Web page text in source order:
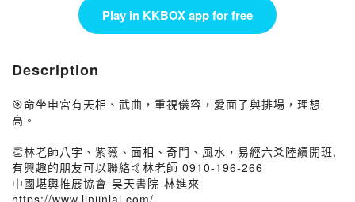
Play in KKBOX app for free
Description
🎯命坐申宮有天相、武曲，重視儀容，愛面子與排場，理想
高。
👏林老師八字、紫薇、面相、奇門、風水，易經六爻陸續開班,
有興趣的朋友可以聯絡🤙林老師 0910-196-266
中國堪輿推展協會-昊天書院-林進來-
https://www.linjinlai.com/